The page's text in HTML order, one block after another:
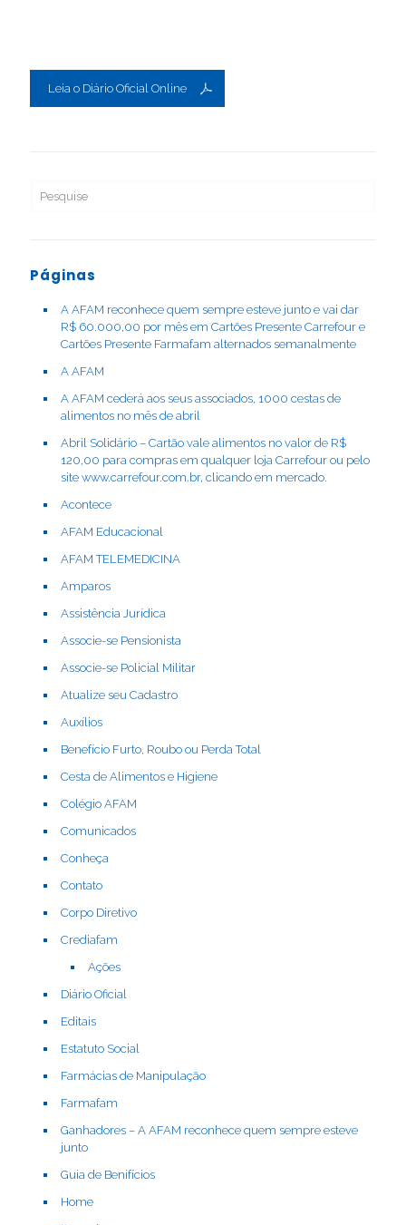
Leia o Diário Oficial Online
Páginas
A AFAM reconhece quem sempre esteve junto e vai dar
R$ 60.000,00 por mês em Cartões Presente Carrefour e
Cartões Presente Farmafam alternados semanalmente
A AFAM
A AFAM cederá aos seus associados, 1000 cestas de
alimentos no mês de abril
Abril Solidário – Cartão vale alimentos no valor de R$
120,00 para compras em qualquer loja Carrefour ou pelo
site www.carrefour.com.br, clicando em mercado.
Acontece
AFAM Educacional
AFAM TELEMEDICINA
Amparos
Assistência Jurídica
Associe-se Pensionista
Associe-se Policial Militar
Atualize seu Cadastro
Auxílios
Benefício Furto, Roubo ou Perda Total
Cesta de Alimentos e Higiene
Colégio AFAM
Comunicados
Conheça
Contato
Corpo Diretivo
Crediafam
Ações
Diário Oficial
Editais
Estatuto Social
Farmácias de Manipulação
Farmafam
Ganhadores – A AFAM reconhece quem sempre esteve
junto
Guia de Benifícios
Home